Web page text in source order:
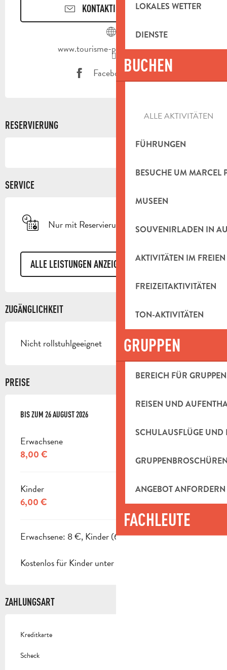
LOKALES WETTER
DIENSTE
BUCHEN
ALLE AKTIVITÄTEN
FÜHRUNGEN
BESUCHE UM MARCEL
MUSEEN
SOUVENIRLADEN IN
AKTIVITÄTEN IM FREIEN
FREIZEITAKTIVITÄTEN
TON-AKTIVITÄTEN
GRUPPEN
BEREICH FÜR GRUPPEN
REISEN UND
SCHULAUSFLÜGE UND
ANGEBOT ANFORDERN
FACHLEUTE
KONTAKTIEREN SIE UNS
www.tourisme-paysdaubagne.fr
Facebook Seite
RESERVIERUNG
SERVICE
Nur mit Reservierung
ALLE LEISTUNGEN ANZEIGEN
ZUGÄNGLICHKEIT
Nicht rollstuhlgeeignet
PREISE
AB12 FEBRUAR 2026BIS ZUM
BIS ZUM 26 AUGUST 2026
Erwachsene
8,00 €
Kinder
6,00 €
Erwachsene: 8 €, Kinder (6-16 Jahren): 6 €.
Kostenlos für Kinder unter 6 Jahren.
ZAHLUNGSART
Kreditkarte
Scheck